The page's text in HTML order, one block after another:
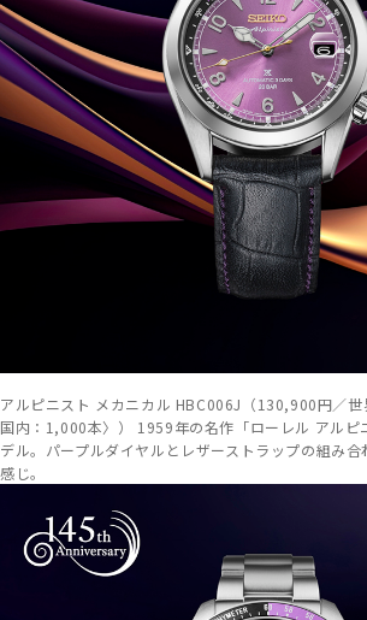
アルピニスト メカニカル HBC006J（130,900円／
国内：1,000本〉） 1959年の名作「ローレル アルピ
デル。パープルダイヤルとレザーストラップの組み
感じ。